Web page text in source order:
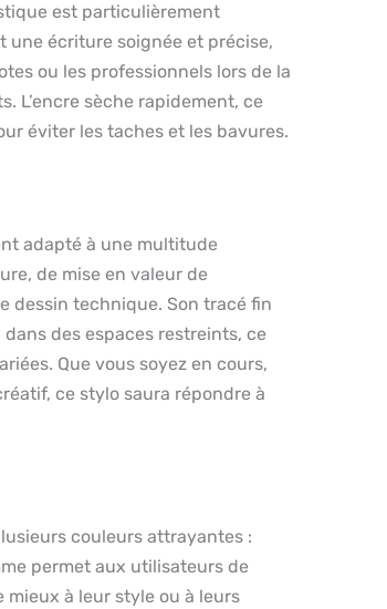
est particulièrement
écriture soignée et précise,
ou les professionnels lors de la
L’encre sèche rapidement, ce
éviter les taches et les bavures.
adapté à une multitude
de mise en valeur de
dessin technique. Son tracé fin
des espaces restreints, ce
Que vous soyez en cours,
ce stylo saura répondre à
couleurs attrayantes :
permet aux utilisateurs de
à leur style ou à leurs